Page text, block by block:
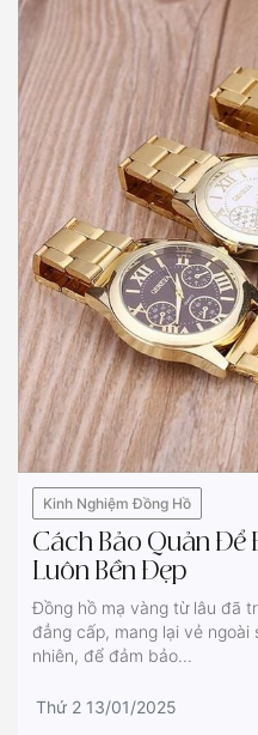
Kinh Nghiệm Đồng Hồ
Cách Bảo Quản Để
Luôn Bền Đẹp
Đồng hồ mạ vàng từ lâu đã
đẳng cấp, mang lại vẻ
nhiên, để đảm bảo...
Thứ 2 13/01/2025